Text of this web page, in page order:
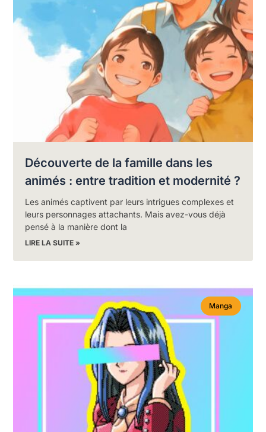
Découverte de la famille dans les
animés : entre tradition et modernité ?
Les animés captivent par leurs intrigues complexes et
leurs personnages attachants. Mais avez-vous déjà
pensé à la manière dont la
LIRE LA SUITE »
Manga